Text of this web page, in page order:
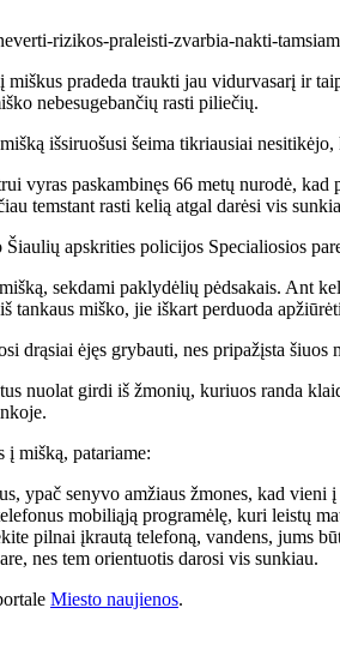
miškus pradeda traukti jau vidurvasarį ir
nebesugebančių rasti piliečių.
išsiruošusi šeima tikriausiai
vyras paskambinęs 66 metų nurodė,
temstant rasti kelią atgal darėsi vis
Šiaulių apskrities policijos Specialiosios
sekdami paklydėlių pėdsakais. Ant
tankaus miško, jie iškart perduoda
drąsiai ėjęs grybauti, nes pripažįsta
nuolat girdi iš žmonių, kuriuos randa
į mišką, patariame:
ypač senyvo amžiaus žmones, kad vieni
mobiliąją programėlę, kuri leistų
pilnai įkrautą telefoną, vandens, jums
nes tem orientuotis darosi vis sunkiau.
Miesto naujienos.